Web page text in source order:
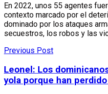
En 2022, unos 55 agentes
contexto marcado por el
dominado por los ataques
secuestros, los robos y las
Previous Post
Leonel: Los
yola porque han